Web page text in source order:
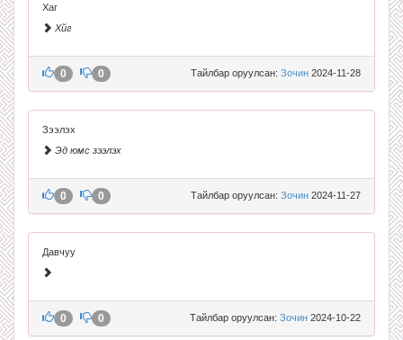
Хаг
Хйг
Тайлбар оруулсан: Зочин 2024-11-28
0 0
Зээлэх
Эд юмс зээлэх
Тайлбар оруулсан: Зочин 2024-11-27
0 0
Давчуу
Тайлбар оруулсан: Зочин 2024-10-22
0 0